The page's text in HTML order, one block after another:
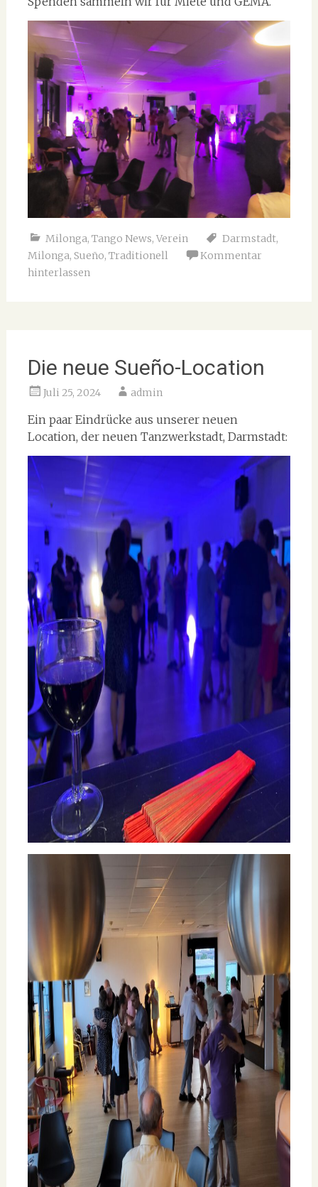
Milonga, Tango News, Verein Darmstadt,
Milonga, Sueño, Traditionell
Kommentar
hinterlassen
Die neue Sueño-Location
Juli 25, 2024 admin
Ein paar Eindrücke aus unserer neuen
Location, der neuen Tanzwerkstadt, Darmstadt: